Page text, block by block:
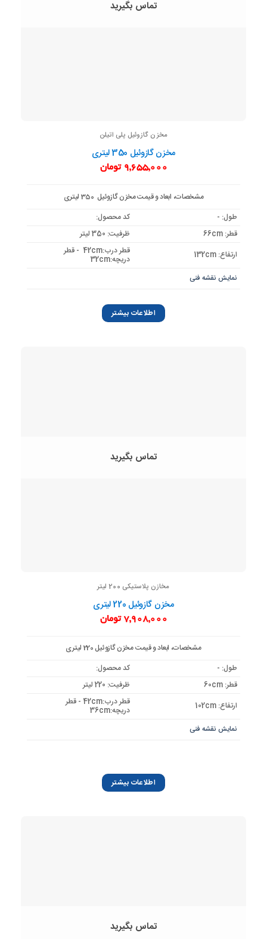
تماس بگیرید
مخزن گازوئیل پلی اتیلن
مخزن گازوئیل 350 لیتری
9,655,000 تومان
مشخصات، ابعاد و قیمت مخزن گازوئیل 350 لیتری
طول: -
کد محصول:
قطر: 66cm
ظرفیت: 350 لیتر
ارتفاع: 132cm
قطر درب:42cm - قطر
دریچه:32cm
نمایش نقشه فنی
اطلاعات بیشتر
تماس بگیرید
مخازن پلاستیکی 200 لیتر
مخزن گازوئیل 220 لیتری
7,908,000 تومان
مشخصات، ابعاد و قیمت مخزن گازوئیل 220 لیتری
طول: -
کد محصول:
قطر: 60cm
ظرفیت: 220 لیتر
ارتفاع: 102cm
قطر درب:42cm - قطر
دریچه:36cm
نمایش نقشه فنی
اطلاعات بیشتر
تماس بگیرید